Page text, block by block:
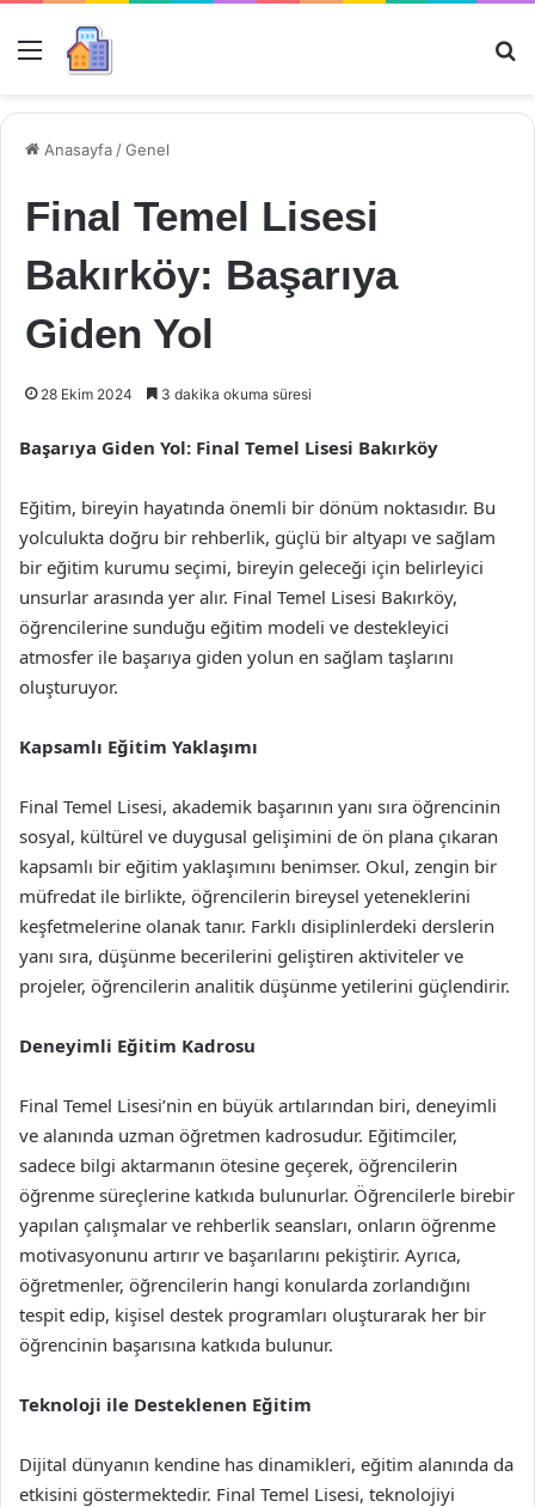
Menü
Anasayfa /Genel
Final Temel Lisesi
Bakırköy: Başarıya
Giden Yol
28 Ekim 2024 3 dakika okuma süresi
Başarıya Giden Yol: Final Temel Lisesi Bakırköy
Eğitim, bireyin hayatında önemli bir dönüm noktasıdır. Bu
yolculukta doğru bir rehberlik, güçlü bir altyapı ve sağlam
bir eğitim kurumu seçimi, bireyin geleceği için belirleyici
unsurlar arasında yer alır. Final Temel Lisesi Bakırköy,
öğrencilerine sunduğu eğitim modeli ve destekleyici
atmosfer ile başarıya giden yolun en sağlam taşlarını
oluşturuyor.
Kapsamlı Eğitim Yaklaşımı
Final Temel Lisesi, akademik başarının yanı sıra öğrencinin
sosyal, kültürel ve duygusal gelişimini de ön plana çıkaran
kapsamlı bir eğitim yaklaşımını benimser. Okul, zengin bir
müfredat ile birlikte, öğrencilerin bireysel yeteneklerini
keşfetmelerine olanak tanır. Farklı disiplinlerdeki derslerin
yanı sıra, düşünme becerilerini geliştiren aktiviteler ve
projeler, öğrencilerin analitik düşünme yetilerini güçlendirir.
Deneyimli Eğitim Kadrosu
Final Temel Lisesi’nin en büyük artılarından biri, deneyimli
ve alanında uzman öğretmen kadrosudur. Eğitimciler,
sadece bilgi aktarmanın ötesine geçerek, öğrencilerin
öğrenme süreçlerine katkıda bulunurlar. Öğrencilerle birebir
yapılan çalışmalar ve rehberlik seansları, onların öğrenme
motivasyonunu artırır ve başarılarını pekiştirir. Ayrıca,
öğretmenler, öğrencilerin hangi konularda zorlandığını
tespit edip, kişisel destek programları oluşturarak her bir
öğrencinin başarısına katkıda bulunur.
Teknoloji ile Desteklenen Eğitim
Dijital dünyanın kendine has dinamikleri, eğitim alanında da
etkisini göstermektedir. Final Temel Lisesi, teknolojiyi